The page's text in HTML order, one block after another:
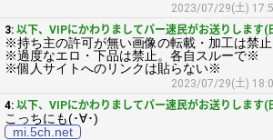
2023/07/29(土)
3: 以下、VIPにかわりましてパー速民がお送りします(
※持ち主の許可が無い画像の転載・加工は禁
※過度なエロ・下品は禁止。各自スルーで※
※個人サイトへのリンクは貼らない※
2023/07/29(土)
4: 以下、VIPにかわりましてパー速民がお送りします(
こっちにも(･∀･)
mi.5ch.net